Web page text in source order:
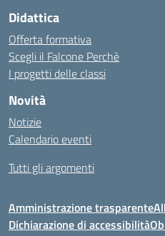
Didattica
Offerta formativa
Scegli il Falcone Perchè
I progetti delle classi
Novità
Notizie
Calendario eventi
Tutti gli argomenti
Amministrazione trasparente
Dichiarazione di accessibilità